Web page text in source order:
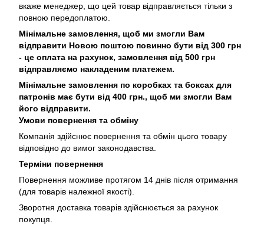
вкаже менеджер, що цей товар відправляється тільки з
повною передоплатою.
Мінімальне замовлення, щоб ми змогли Вам
відправити Новою поштою повинно бути від 300 грн
- це оплата на рахунок, замовлення від 500 грн
відправляємо накладеним платежем.
Мінімальне замовлення по коробках та боксах для
патронів має бути від 400 грн., щоб ми змогли Вам
його відправити.
Умови повернення та обміну
Компанія здійснює повернення та обмін цього товару
відповідно до вимог законодавства.
Терміни повернення
Повернення можливе протягом 14 днів після отримання
(для товарів належної якості).
Зворотня доставка товарів здійснюється за рахунок
покупця.